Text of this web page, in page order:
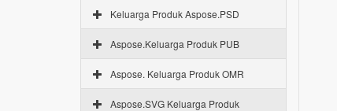
Keluarga Produk Aspose.PSD
Aspose.Keluarga Produk PUB
Aspose. Keluarga Produk OMR
Aspose.SVG Keluarga Produk